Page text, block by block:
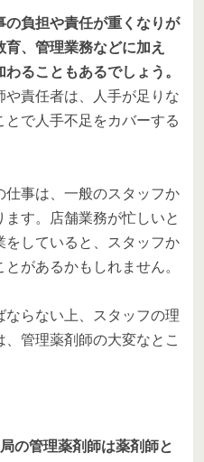
負担や責任が重くなりが
、管理業務などに加え
ることもあるでしょう。
や責任者は、人手が足りな
で人手不足をカバーする
仕事は、一般のスタッフか
す。店舗業務が忙しいと
をしていると、スタッフか
があるかもしれません。
らない上、スタッフの理
管理薬剤師の大変なとこ
の管理薬剤師は薬剤師と